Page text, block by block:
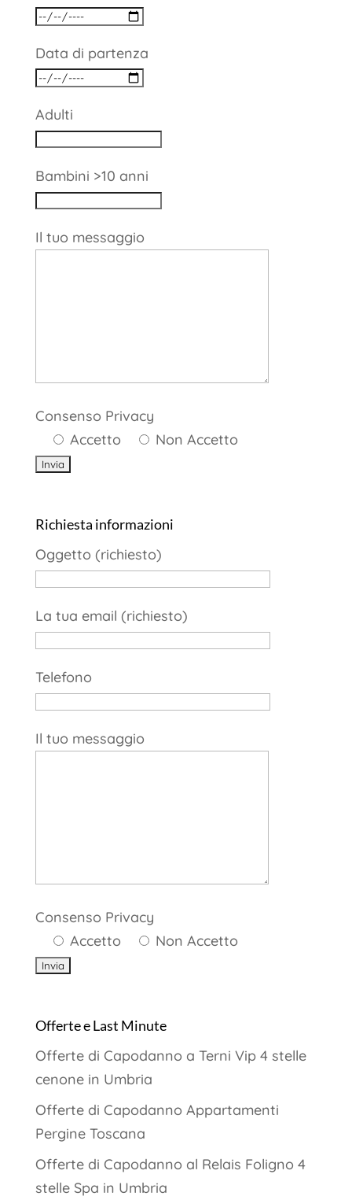
Data di partenza
Adulti
Bambini >10 anni
Il tuo messaggio
Consenso Privacy
Accetto
Non Accetto
Richiesta informazioni
Oggetto (richiesto)
La tua email (richiesto)
Telefono
Il tuo messaggio
Consenso Privacy
Accetto
Non Accetto
Offerte e Last Minute
Offerte di Capodanno a Terni Vip 4 stelle
cenone in Umbria
Offerte di Capodanno Appartamenti
Pergine Toscana
Offerte di Capodanno al Relais Foligno 4
stelle Spa in Umbria